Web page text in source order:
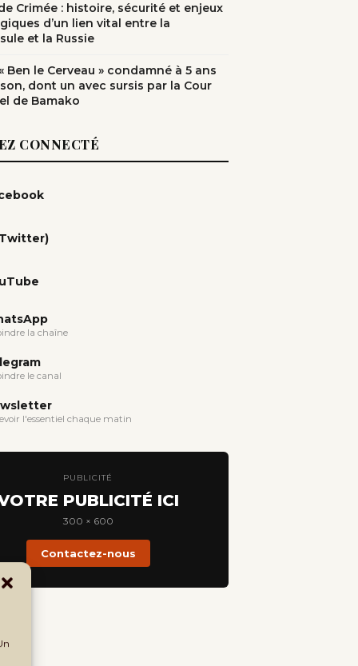
Crimée : histoire, sécurité et enjeux
d’un lien vital entre la
et la Russie
Ben le Cerveau » condamné à 5 ans
dont un avec sursis par la Cour
de Bamako
CONNECTÉ
la chaîne
le canal
l'essentiel chaque matin
PUBLICITÉ
PUBLICITÉ ICI
300 × 600
Contactez-nous